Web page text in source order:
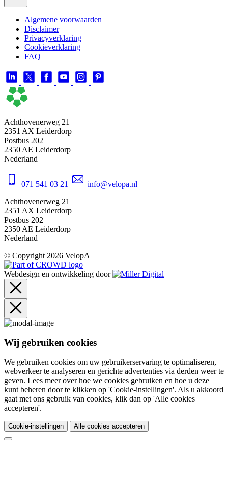
Algemene voorwaarden
Disclaimer
Privacyverklaring
Cookieverklaring
FAQ
Achthovenerweg 21
2351 AX Leiderdorp
Postbus 202
2350 AE Leiderdorp
Nederland
071 541 03 21
info@velopa.nl
Achthovenerweg 21
2351 AX Leiderdorp
Postbus 202
2350 AE Leiderdorp
Nederland
© Copyright 2026 VelopA
Webdesign en ontwikkeling door
Wij gebruiken cookies
We gebruiken cookies om uw gebruikerservaring te optimaliseren,
webverkeer te analyseren en gerichte advertenties via derden weer te
geven. Lees meer over hoe we cookies gebruiken en hoe u deze
kunt beheren door te klikken op 'Cookie-instellingen'. Als u akkoord
gaat met ons gebruik van cookies, klik dan op 'Alle cookies
accepteren'.
Cookie-instellingen Alle cookies accepteren